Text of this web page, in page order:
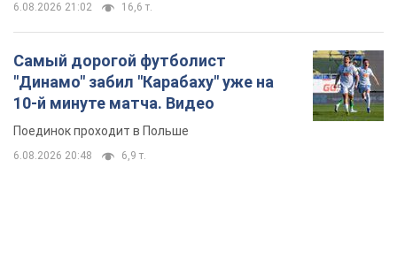
6.08.2026 21:02 16,6 т.
Самый дорогой футболист
"Динамо" забил "Карабаху" уже на
10-й минуте матча. Видео
Поединок проходит в Польше
6.08.2026 20:48 6,9 т.